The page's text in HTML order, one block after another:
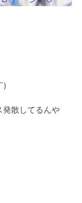
)
発散してるんや